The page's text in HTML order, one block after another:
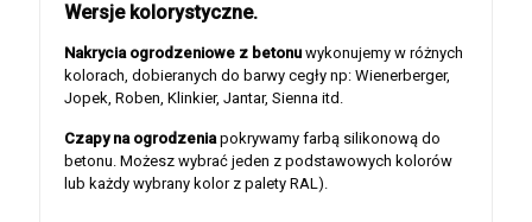
Wersje kolorystyczne.
Nakrycia ogrodzeniowe z betonu wykonujemy w różnych
kolorach, dobieranych do barwy cegły np: Wienerberger,
Jopek, Roben, Klinkier, Jantar, Sienna itd.
Czapy na ogrodzeniapokrywamy farbą silikonową do
betonu. Możesz wybrać jeden z podstawowych kolorów
lub każdy wybrany kolor z palety RAL).